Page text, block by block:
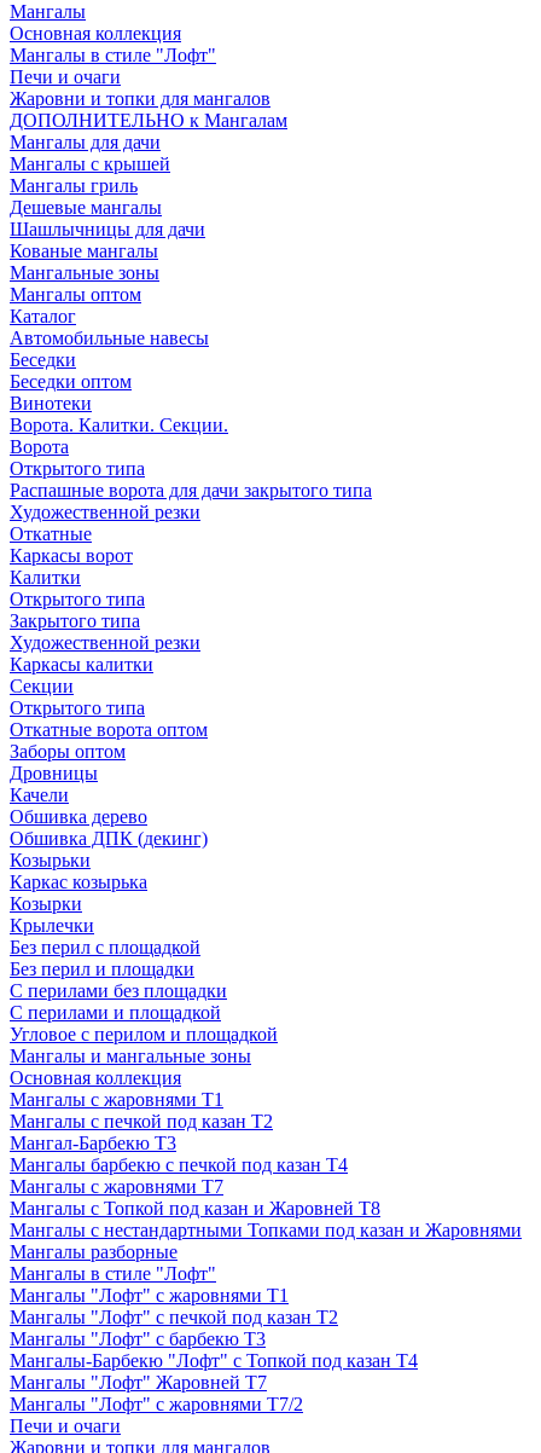
Мангалы
Основная коллекция
Мангалы в стиле "Лофт"
Печи и очаги
Жаровни и топки для мангалов
ДОПОЛНИТЕЛЬНО к Мангалам
Мангалы для дачи
Мангалы с крышей
Мангалы гриль
Дешевые мангалы
Шашлычницы для дачи
Кованые мангалы
Мангальные зоны
Мангалы оптом
Каталог
Автомобильные навесы
Беседки
Беседки оптом
Винотеки
Ворота. Калитки. Секции.
Ворота
Открытого типа
Распашные ворота для дачи закрытого типа
Художественной резки
Откатные
Каркасы ворот
Калитки
Открытого типа
Закрытого типа
Художественной резки
Каркасы калитки
Секции
Открытого типа
Откатные ворота оптом
Заборы оптом
Дровницы
Качели
Обшивка дерево
Обшивка ДПК (декинг)
Козырьки
Каркас козырька
Козырки
Крылечки
Без перил с площадкой
Без перил и площадки
С перилами без площадки
С перилами и площадкой
Угловое с перилом и площадкой
Мангалы и мангальные зоны
Основная коллекция
Мангалы с жаровнями Т1
Мангалы с печкой под казан Т2
Мангал-Барбекю Т3
Мангалы барбекю с печкой под казан Т4
Мангалы с жаровнями Т7
Мангалы с Топкой под казан и Жаровней Т8
Мангалы с нестандартными Топками под казан и Жаровнями
Мангалы разборные
Мангалы в стиле "Лофт"
Мангалы "Лофт" с жаровнями Т1
Мангалы "Лофт" с печкой под казан Т2
Мангалы "Лофт" с барбекю Т3
Мангалы-Барбекю "Лофт" с Топкой под казан Т4
Мангалы "Лофт" Жаровней Т7
Мангалы "Лофт" с жаровнями Т7/2
Печи и очаги
Жаровни и топки для мангалов